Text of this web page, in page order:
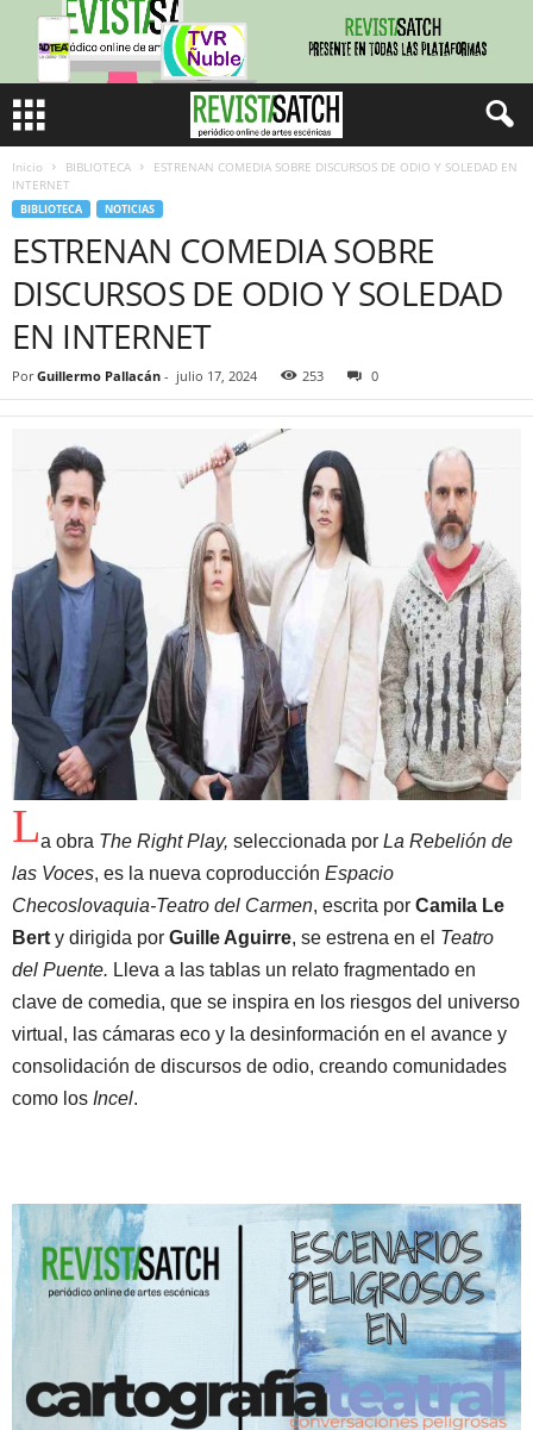
Inicio BIBLIOTECA
ESTRENAN COMEDIA SOBRE DISCURSOS DE ODIO Y SOLEDAD EN
INTERNET
BIBLIOTECA NOTICIAS
ESTRENAN COMEDIA SOBRE
DISCURSOS DE ODIO Y SOLEDAD
EN INTERNET
Por Guillermo Pallacán - julio 17, 2024 253 0
La obra The Right Play, seleccionada por La Rebelión de
las Voces, es la nueva coproducción Espacio
Checoslovaquia-Teatro del Carmen, escrita por Camila Le
Bert y dirigida por Guille Aguirre, se estrena en el Teatro
del Puente. Lleva a las tablas un relato fragmentado en
clave de comedia, que se inspira en los riesgos del universo
virtual, las cámaras eco y la desinformación en el avance y
consolidación de discursos de odio, creando comunidades
como los Incel.